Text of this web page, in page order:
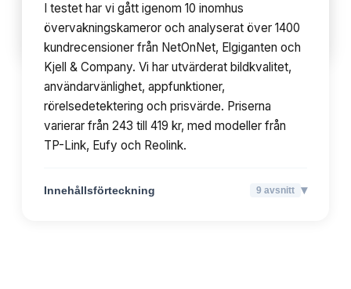
Innehållsförteckning 9avsnitt
I testet har vi gått igenom 10 inomhus
övervakningskameror och analyserat över 1400
kundrecensioner från NetOnNet, Elgiganten och
Kjell & Company. Vi har utvärderat bildkvalitet,
användarvänlighet, appfunktioner,
rörelsedetektering och prisvärde. Priserna
varierar från 243 till 419 kr, med modeller från
TP-Link, Eufy och Reolink.
Innehållsförteckning 9 avsnitt ▾